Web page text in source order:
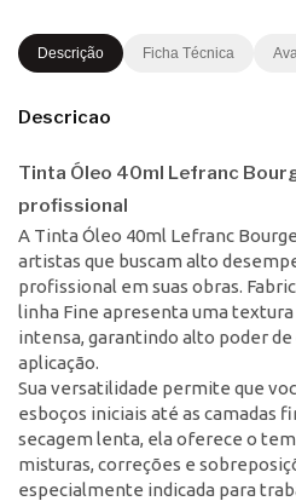
Descrição Ficha Técnica
Descricao
Tinta Óleo 40ml Lefranc
profissional
A Tinta Óleo 40ml Lefranc
artistas que buscam alto
profissional em suas obras.
linha Fine apresenta uma
intensa, garantindo alto poder
aplicação.
Sua versatilidade permite que
esboços iniciais até as camadas
secagem lenta, ela oferece o
misturas, correções e
especialmente indicada para